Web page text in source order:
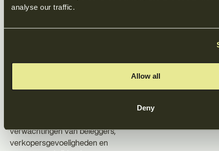
analyse our traffic.
Allow all
Deny
De meeste bedrijven dragen
voor het geheel. Ons
uw deallogica consistent
verwachtingen van beleggers,
verkopersgevoeligheden en